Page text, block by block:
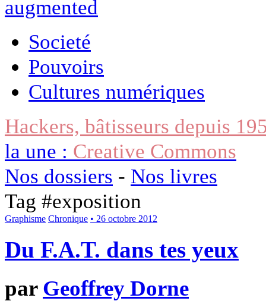
Societé
Pouvoirs
Cultures numériques
Hackers, bâtisseurs depuis
la une : Creative Commons
Nos dossiers - Nos livres
Tag #exposition
Graphisme Chronique • 26 octobre 2012
Du F.A.T. dans tes yeux
par Geoffrey Dorne